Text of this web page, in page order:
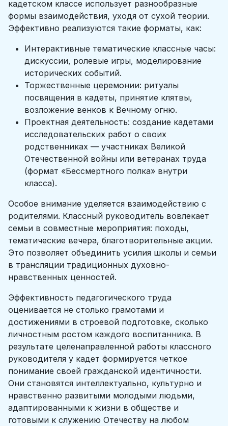
кадетском классе использует разнообразные
формы взаимодействия, уходя от сухой теории.
Эффективно реализуются такие форматы, как:
Интерактивные тематические классные часы:
дискуссии, ролевые игры, моделирование
исторических событий.
Торжественные церемонии: ритуалы
посвящения в кадеты, принятие клятвы,
возложение венков к Вечному огню.
Проектная деятельность: создание кадетами
исследовательских работ о своих
родственниках — участниках Великой
Отечественной войны или ветеранах труда
(формат «Бессмертного полка» внутри
класса).
Особое внимание уделяется взаимодействию с
родителями. Классный руководитель вовлекает
семьи в совместные мероприятия: походы,
тематические вечера, благотворительные акции.
Это позволяет объединить усилия школы и семьи
в трансляции традиционных духовно-
нравственных ценностей.
Эффективность педагогического труда
оценивается не столько грамотами и
достижениями в строевой подготовке, сколько
личностным ростом каждого воспитанника. В
результате целенаправленной работы классного
руководителя у кадет формируется четкое
понимание своей гражданской идентичности.
Они становятся интеллектуально, культурно и
нравственно развитыми молодыми людьми,
адаптированными к жизни в обществе и
готовыми к служению Отечеству на любом